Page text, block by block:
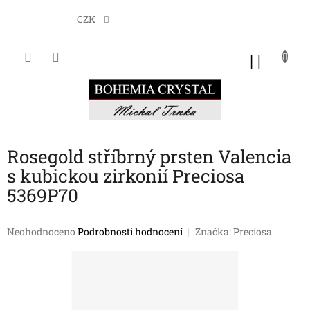
CZK
Rosegold stříbrný prsten Valencia
s kubickou zirkonií Preciosa
5369P70
Průměrné
Neohodnoceno Podrobnosti hodnocení Značka:Preciosa